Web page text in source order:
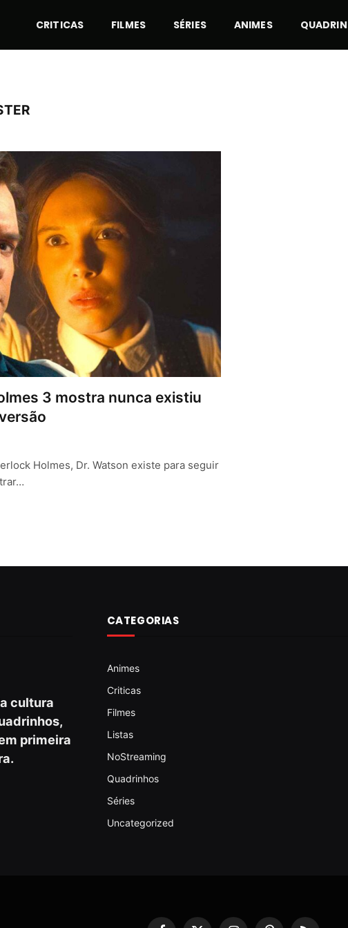
CRITICAS FILMES SÉRIES ANIMES
3 mostra nunca existiu
Holmes, Dr. Watson existe para seguir
cultura
primeira
CATEGORIAS
Animes
Criticas
Filmes
Listas
NoStreaming
Quadrinhos
Séries
Uncategorized